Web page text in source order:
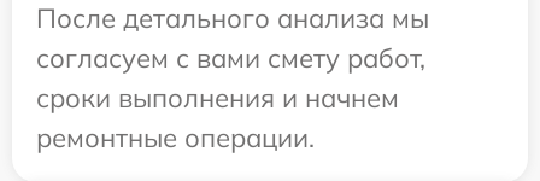
После детального анализа мы
согласуем с вами смету работ,
сроки выполнения и начнем
ремонтные операции.